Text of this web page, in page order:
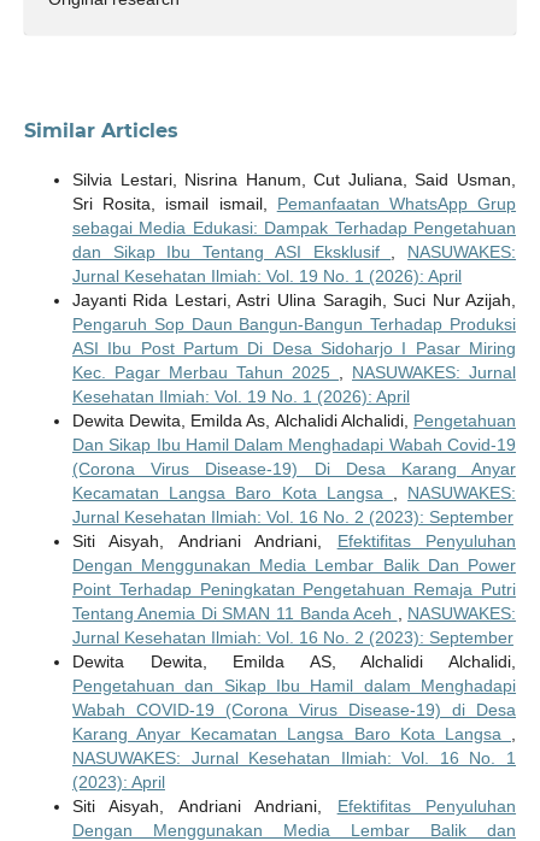
Similar Articles
Silvia Lestari, Nisrina Hanum, Cut Juliana, Said Usman,
Sri Rosita, ismail ismail, Pemanfaatan WhatsApp Grup
sebagai Media Edukasi: Dampak Terhadap Pengetahuan
dan Sikap Ibu Tentang ASI Eksklusif
NASUWAKES:
Jurnal Kesehatan Ilmiah: Vol. 19 No. 1 (2026): April
Jayanti Rida Lestari, Astri Ulina Saragih, Suci Nur Azijah,
Pengaruh Sop Daun Bangun-Bangun Terhadap Produksi
ASI Ibu Post Partum Di Desa Sidoharjo I Pasar Miring
Kec. Pagar Merbau Tahun 2025
NASUWAKES: Jurnal
Kesehatan Ilmiah: Vol. 19 No. 1 (2026): April
Dewita Dewita, Emilda As, Alchalidi Alchalidi, Pengetahuan
Dan Sikap Ibu Hamil Dalam Menghadapi Wabah Covid-19
(Corona Virus Disease-19) Di Desa Karang Anyar
Kecamatan Langsa Baro Kota Langsa
NASUWAKES:
Jurnal Kesehatan Ilmiah: Vol. 16 No. 2 (2023): September
Siti Aisyah, Andriani Andriani, Efektifitas Penyuluhan
Dengan Menggunakan Media Lembar Balik Dan Power
Point Terhadap Peningkatan Pengetahuan Remaja Putri
Tentang Anemia Di SMAN 11 Banda Aceh
NASUWAKES:
Jurnal Kesehatan Ilmiah: Vol. 16 No. 2 (2023): September
Dewita Dewita, Emilda AS, Alchalidi Alchalidi,
Pengetahuan dan Sikap Ibu Hamil dalam Menghadapi
Wabah COVID-19 (Corona Virus Disease-19) di Desa
Karang Anyar Kecamatan Langsa Baro Kota Langsa
NASUWAKES: Jurnal Kesehatan Ilmiah: Vol. 16 No. 1
(2023): April
Siti Aisyah, Andriani Andriani, Efektifitas Penyuluhan
Dengan Menggunakan Media Lembar Balik dan